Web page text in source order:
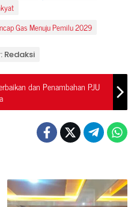
Gas Menuju Pemilu 2029
Redaksi
dan Penambahan PJU